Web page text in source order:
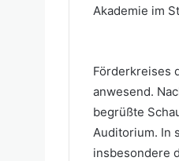
Akademie im
Förderkreises
anwesend.
begrüßte
Auditorium. In
insbesondere